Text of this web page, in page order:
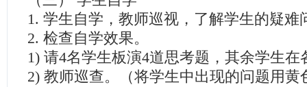
1. 学生自学，教师巡视，了解学生的疑难
2. 检查自学效果。
1) 请4名学生板演4道思考题，其余学生在
2) 教师巡查。（将学生中出现的问题用黄